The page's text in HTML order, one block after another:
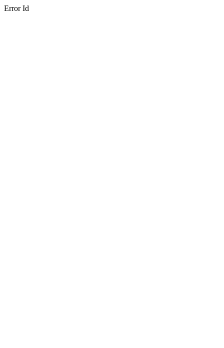
Error Id